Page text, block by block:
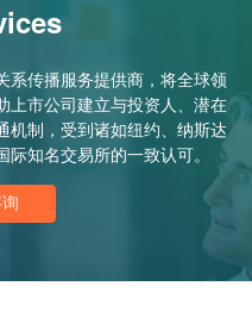
系传播服务提供商，将全球领
上市公司建立与投资人、潜在
机制，受到诸如纽约、纳斯达
知名交易所的一致认可。